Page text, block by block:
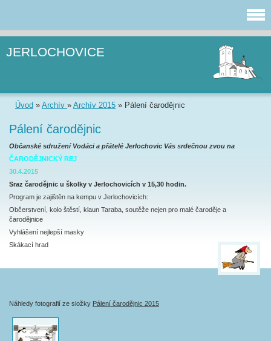
JERLOCHOVICE
Úvod » Archív » Archív 2015 » Pálení čarodějnic
Pálení čarodějnic
Občanské sdružení Vodáci a přátelé Jerlochovic Vás srdečnou zvou na
ČARODĚJNICKÝ REJ
30.4.2015
Sraz čarodějnic u školky v Jerlochovicích v 15,30 hodin.
Program je zajištěn na kempu v Jerlochovicích:
Občerstvení, kolo štěstí, klaun Taraba, soutěže nejen pro malé čaroděje a
čarodějnice
Vyhlášení nejlepší masky
Skákací hrad
Náhledy fotografií ze složky Pálení čarodějnic 2015